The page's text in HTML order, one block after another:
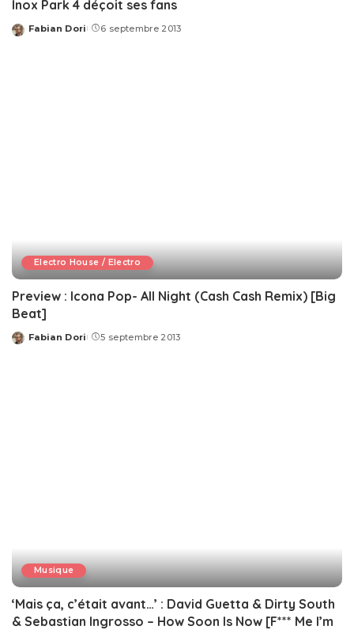
Inox Park 4 déçoit ses fans
Posted
Fabian Dori 6 septembre 2013
Electro House / Electro
Preview : Icona Pop- All Night (Cash Cash Remix) [Big
Beat]
Posted
Fabian Dori 5 septembre 2013
Musique
‘Mais ça, c’était avant…’ : David Guetta & Dirty South
& Sebastian Ingrosso – How Soon Is Now [F*** Me I’m